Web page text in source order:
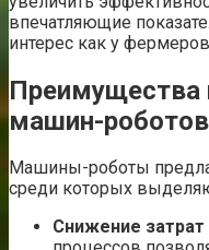
впечатляющие
интерес как у
Преимущества
машин-роботов
Машины-роботы
среди которых
Снижение затрат